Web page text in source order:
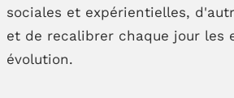
sociales et expérientielles,
et de recalibrer chaque jour les
évolution.